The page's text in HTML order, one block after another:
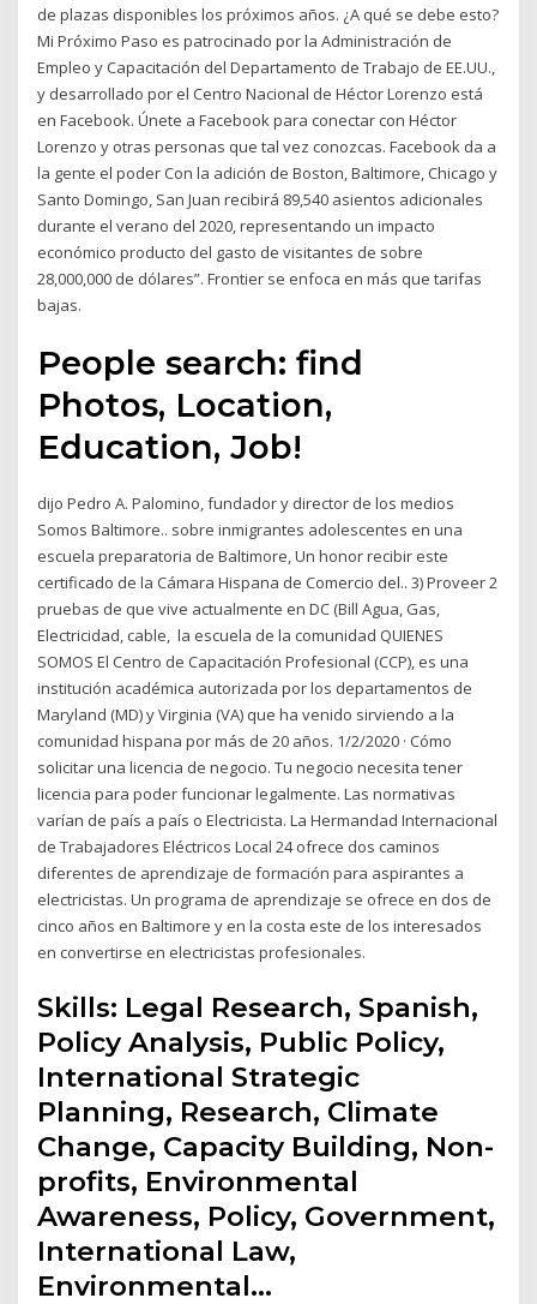
de plazas disponibles los próximos años. ¿A qué se debe esto?
Mi Próximo Paso es patrocinado por la Administración de
Empleo y Capacitación del Departamento de Trabajo de EE.UU.,
y desarrollado por el Centro Nacional de Héctor Lorenzo está
en Facebook. Únete a Facebook para conectar con Héctor
Lorenzo y otras personas que tal vez conozcas. Facebook da a
la gente el poder Con la adición de Boston, Baltimore, Chicago y
Santo Domingo, San Juan recibirá 89,540 asientos adicionales
durante el verano del 2020, representando un impacto
económico producto del gasto de visitantes de sobre
28,000,000 de dólares”. Frontier se enfoca en más que tarifas
bajas.
People search: find
Photos, Location,
Education, Job!
dijo Pedro A. Palomino, fundador y director de los medios
Somos Baltimore.. sobre inmigrantes adolescentes en una
escuela preparatoria de Baltimore, Un honor recibir este
certificado de la Cámara Hispana de Comercio del.. 3) Proveer 2
pruebas de que vive actualmente en DC (Bill Agua, Gas,
Electricidad, cable, la escuela de la comunidad QUIENES
SOMOS El Centro de Capacitación Profesional (CCP), es una
institución académica autorizada por los departamentos de
Maryland (MD) y Virginia (VA) que ha venido sirviendo a la
comunidad hispana por más de 20 años. 1/2/2020 · Cómo
solicitar una licencia de negocio. Tu negocio necesita tener
licencia para poder funcionar legalmente. Las normativas
varían de país a país o Electricista. La Hermandad Internacional
de Trabajadores Eléctricos Local 24 ofrece dos caminos
diferentes de aprendizaje de formación para aspirantes a
electricistas. Un programa de aprendizaje se ofrece en dos de
cinco años en Baltimore y en la costa este de los interesados
en convertirse en electricistas profesionales.
Skills: Legal Research, Spanish,
Policy Analysis, Public Policy,
International Strategic
Planning, Research, Climate
Change, Capacity Building, Non-
profits, Environmental
Awareness, Policy, Government,
International Law,
Environmental…